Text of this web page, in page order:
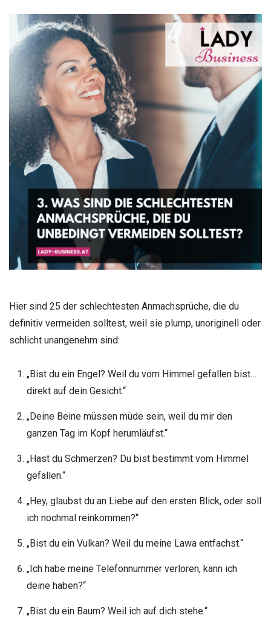
Hier sind 25 der schlechtesten Anmachsprüche, die du
definitiv vermeiden solltest, weil sie plump, unoriginell oder
schlicht unangenehm sind:
„Bist du ein Engel? Weil du vom Himmel gefallen bist…
direkt auf dein Gesicht.“
„Deine Beine müssen müde sein, weil du mir den
ganzen Tag im Kopf herumläufst.“
„Hast du Schmerzen? Du bist bestimmt vom Himmel
gefallen.“
„Hey, glaubst du an Liebe auf den ersten Blick, oder soll
ich nochmal reinkommen?“
„Bist du ein Vulkan? Weil du meine Lawa entfachst.“
„Ich habe meine Telefonnummer verloren, kann ich
deine haben?“
„Bist du ein Baum? Weil ich auf dich stehe.“